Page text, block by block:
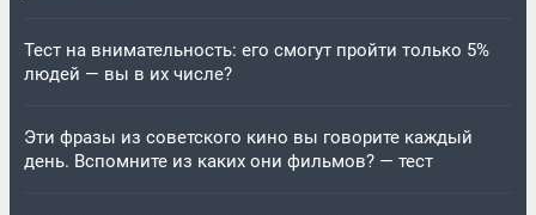
Тест на внимательность: его смогут пройти только 5%
людей — вы в их числе?
Эти фразы из советского кино вы говорите каждый
день. Вспомните из каких они фильмов? — тест